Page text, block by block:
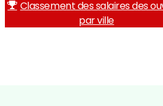
Classement des salaires des
par ville